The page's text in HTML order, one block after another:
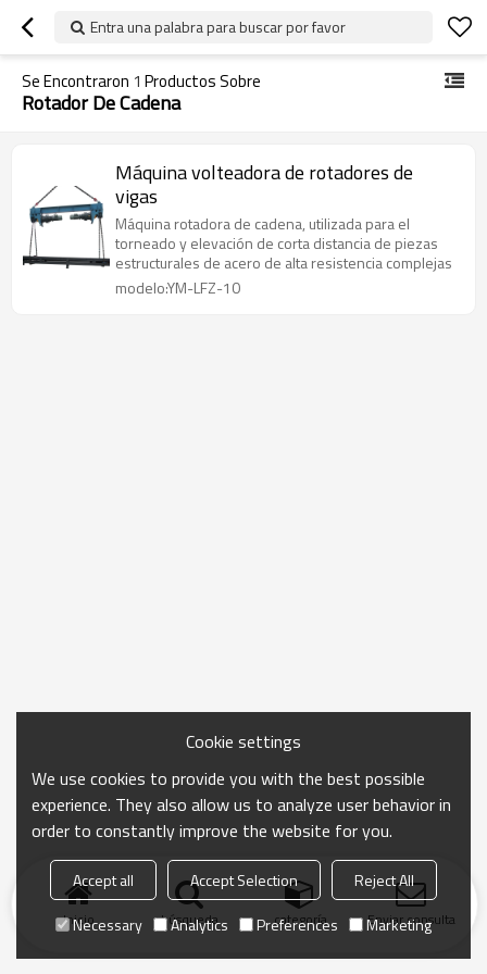
Entra una palabra para buscar por favor
Se Encontraron 1 Productos Sobre
Rotador De Cadena
Máquina volteadora de rotadores de
vigas
Máquina rotadora de cadena, utilizada para el
torneado y elevación de corta distancia de piezas
estructurales de acero de alta resistencia complejas
modelo:YM-LFZ-10
Inicio búsqueda categoría Enviar consulta
Cookie settings
We use cookies to provide you with the best possible
experience. They also allow us to analyze user behavior in
order to constantly improve the website for you.
Accept all Accept Selection
Reject All
Necessary
Analytics Preferences Marketing